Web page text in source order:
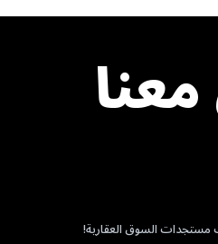
مستجدات السوق العقارية!